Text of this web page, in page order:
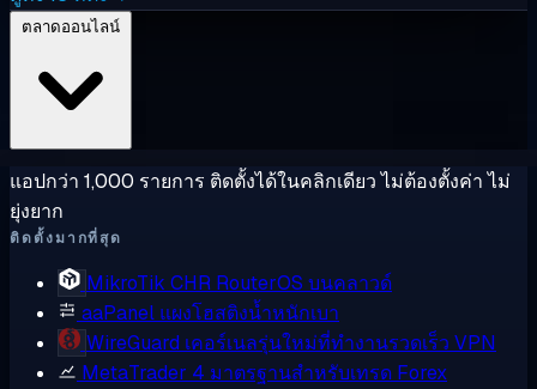
แอปกว่า 1,000 รายการ ติดตั้งได้ในคลิกเดียว ไม่ต้องตั้งค่า ไม่
ยุ่งยาก
ติดตั้งมากที่สุด
MikroTik CHR RouterOS บนคลาวด์
aaPanel แผงโฮสติงน้ำหนักเบา
WireGuard เคอร์เนลรุ่นใหม่ที่ทำงานรวดเร็ว VPN
MetaTrader 4 มาตรฐานสำหรับเทรด Forex